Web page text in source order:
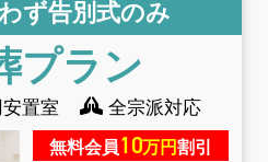
ず告別式のみ
プラン
置室 全宗派対応
無料会員10万円割引